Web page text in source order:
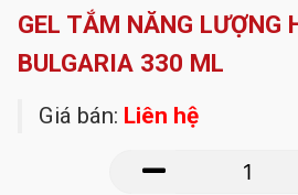
GEL TẮM NĂNG LƯỢNG
BULGARIA 330 ML
Giá bán: Liên hệ